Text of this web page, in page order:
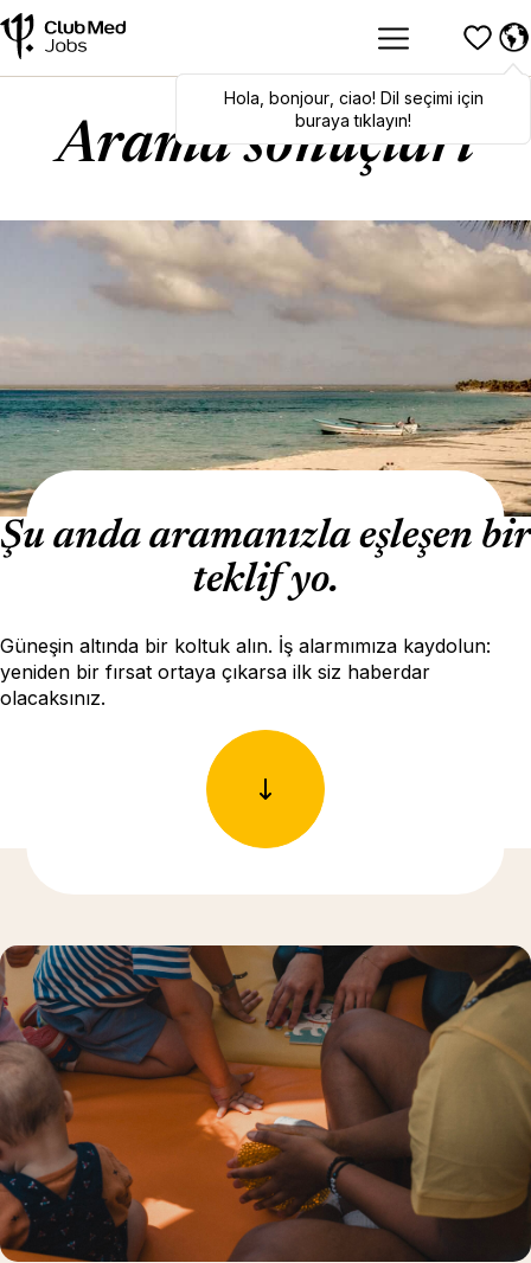
Hola,bonjour,ciao! To switch
languages, click here!
Hola bonjour, ciao! Dil seçimi için
buraya tıklayın!
Arama sonuçları
Şu anda aramanızla eşleşen bir
teklif yo.
Güneşin altında bir koltuk alın. İş alarmımıza kaydolun:
yeniden bir fırsat ortaya çıkarsa ilk siz haberdar
olacaksınız.